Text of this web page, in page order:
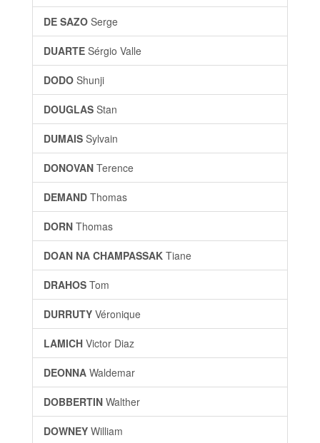
DE SAZO Serge
DUARTE Sérgio Valle
DODO Shunji
DOUGLAS Stan
DUMAIS Sylvain
DONOVAN Terence
DEMAND Thomas
DORN Thomas
DOAN NA CHAMPASSAK Tiane
DRAHOS Tom
DURRUTY Véronique
LAMICH Victor Diaz
DEONNA Waldemar
DOBBERTIN Walther
DOWNEY William